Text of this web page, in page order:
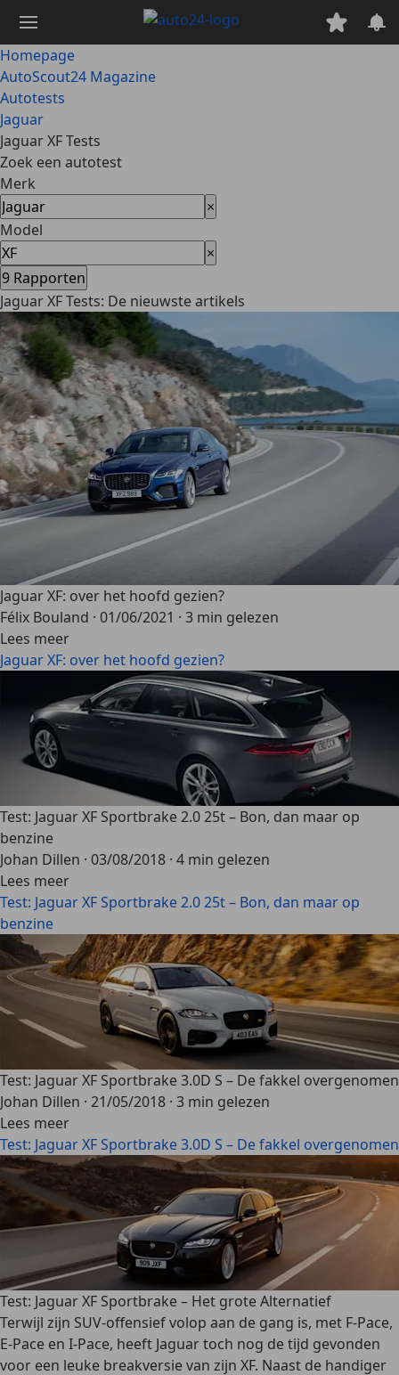
naar
hoofdinhoud
Homepage
AutoScout24 Magazine
Autotests
Jaguar
Jaguar XF Tests
Zoek een autotest
Merk
×
Model
×
9 Rapporten
Jaguar XF Tests: De nieuwste artikels
Jaguar XF: over het hoofd gezien?
Félix Bouland · 01/06/2021 · 3 min gelezen
Lees meer
Jaguar XF: over het hoofd gezien?
Test: Jaguar XF Sportbrake 2.0 25t – Bon, dan maar op
benzine
Johan Dillen · 03/08/2018 · 4 min gelezen
Lees meer
Test: Jaguar XF Sportbrake 2.0 25t – Bon, dan maar op
benzine
Test: Jaguar XF Sportbrake 3.0D S – De fakkel overgenomen
Johan Dillen · 21/05/2018 · 3 min gelezen
Lees meer
Test: Jaguar XF Sportbrake 3.0D S – De fakkel overgenomen
Test: Jaguar XF Sportbrake – Het grote Alternatief
Terwijl zijn SUV-offensief volop aan de gang is, met F-Pace,
E-Pace en I-Pace, heeft Jaguar toch nog de tijd gevonden
voor een leuke breakversie van zijn XF. Naast de handiger